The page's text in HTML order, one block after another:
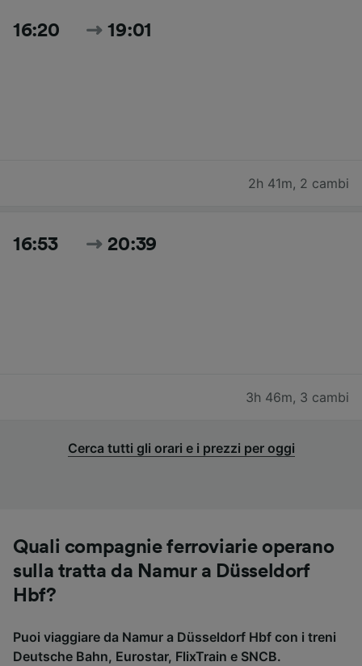
16:20 19:01
2h 41m, 2 cambi
16:53 20:39
3h 46m, 3 cambi
Cerca tutti gli orari e i prezzi per oggi
Quali compagnie ferroviarie operano
sulla tratta da Namur a Düsseldorf
Hbf?
Puoi viaggiare da Namur a Düsseldorf Hbf con i treni
Deutsche Bahn, Eurostar, FlixTrain e SNCB.